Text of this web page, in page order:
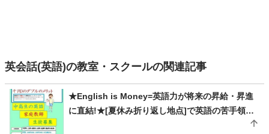
英会話(英語)の教室・スクールの関連記事
★English is Money=英語力が将来の昇給・昇進
に直結!★[夏休み折り返し地点]で英語の苦手領域